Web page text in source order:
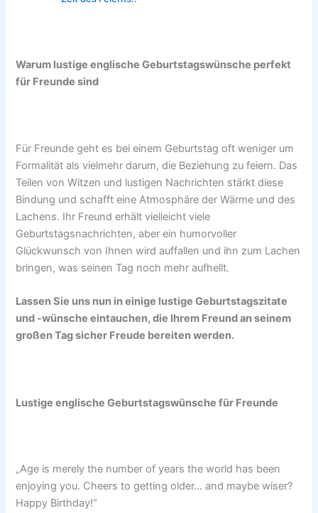
Warum lustige englische Geburtstagswünsche perfekt
für Freunde sind
Für Freunde geht es bei einem Geburtstag oft weniger um
Formalität als vielmehr darum, die Beziehung zu feiern. Das
Teilen von Witzen und lustigen Nachrichten stärkt diese
Bindung und schafft eine Atmosphäre der Wärme und des
Lachens. Ihr Freund erhält vielleicht viele
Geburtstagsnachrichten, aber ein humorvoller
Glückwunsch von Ihnen wird auffallen und ihn zum Lachen
bringen, was seinen Tag noch mehr aufhellt.
Lassen Sie uns nun in einige lustige Geburtstagszitate
und -wünsche eintauchen, die Ihrem Freund an seinem
großen Tag sicher Freude bereiten werden.
Lustige englische Geburtstagswünsche für Freunde
„Age is merely the number of years the world has been
enjoying you. Cheers to getting older… and maybe wiser?
Happy Birthday!“